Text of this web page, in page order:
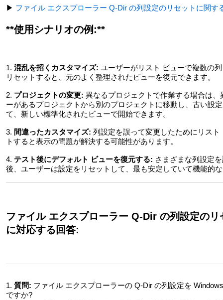
▶ ファイル エクスプローラー Q-Dir の列設定のリセットに関
**使用シナリオの例:**
1. 混乱を招くカスタマイズ: ユーザーがリスト ビューで複数の
リセットすると、元のよく整理されたビューを復元できます。
2. プロジェクトの変更: 異なるプロジェクトで作業する場合は
ーがあるプロジェクトから別のプロジェクトに移動し、古い設
て、新しい標準化されたビューで開始できます。
3. 間違ったカスタマイズ: 列設定を誤って変更したためにリス
トすると表示の問題が解決する可能性があります。
4. テスト後にデフォルト ビューを復元する: さまざまな列設定
後、ユーザーは設定をリセットして、最も安定していて機能的
ファイル エクスプローラー Q-Dir の列設定の
に対応する回答:
1. 質問: ファイル エクスプローラーの Q-Dir の列設定を
ですか?